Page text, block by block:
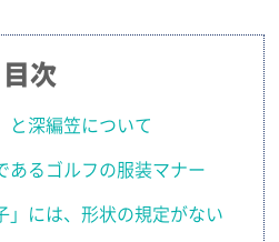
目次
と深編笠について
あるゴルフの服装マナー
」には、形状の規定がない